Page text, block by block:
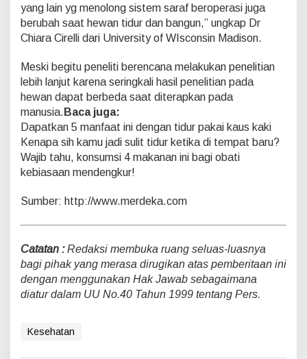
u
s
k
yang lain yg menolong sistem saraf beroperasi juga
berubah saat hewan tidur dan bangun,” ungkap Dr
Chiara Cirelli dari University of WIsconsin Madison.
Meski begitu peneliti berencana melakukan penelitian
lebih lanjut karena seringkali hasil penelitian pada
hewan dapat berbeda saat diterapkan pada
manusia. Baca juga:
Dapatkan 5 manfaat ini dengan tidur pakai kaus kaki
Kenapa sih kamu jadi sulit tidur ketika di tempat baru?
Wajib tahu, konsumsi 4 makanan ini bagi obati
kebiasaan mendengkur!
Sumber: http://www.merdeka.com
Catatan :Redaksi membuka ruang seluas-luasnya
bagi pihak yang merasa dirugikan atas pemberitaan ini
dengan menggunakan Hak Jawab sebagaimana
diatur dalam UU No.40 Tahun 1999 tentang Pers.
Kesehatan